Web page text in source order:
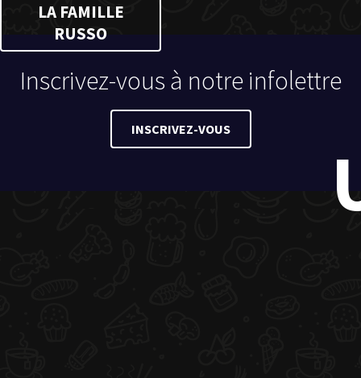
LA FAMILLE
RUSSO
Inscrivez-vous à notre infolettre
INSCRIVEZ-VOUS